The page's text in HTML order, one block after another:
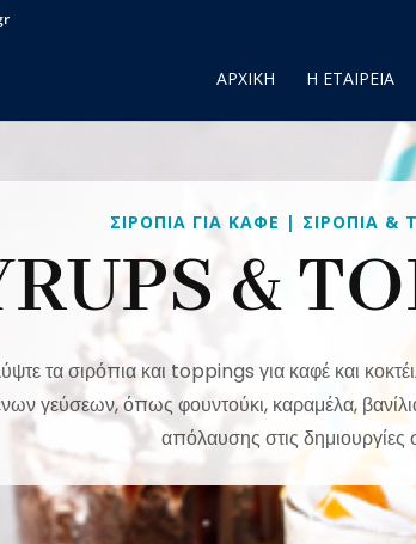
ΑΡΧΙΚΗ Η ΕΤΑΙΡΕΙΑ
ΣΙΡΟΠΙΑ ΓΙΑ ΚΑΦΕ | ΣΙΡΟΠΙΑ &
&
τα σιρόπια και toppings για καφέ και
γεύσεων, όπως φουντούκι, καραμέλα,
απόλαυσης στις δημιουργίες